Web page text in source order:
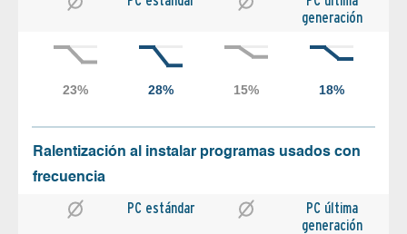
generación
Ralentización al instalar programas usados con
frecuencia
PC estándar
PC última
generación